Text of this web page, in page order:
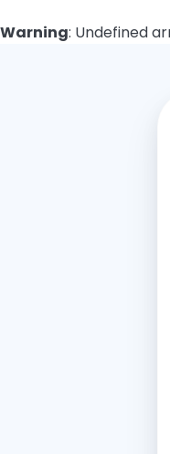
Warning: Undefined